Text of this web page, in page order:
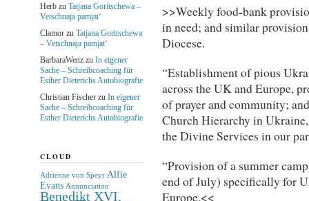
>>Weekly food-bank
in need; and similar
Diocese.
“Establishment of pious
across the UK and Europe,
of prayer and community;
Church Hierarchy in
the Divine Services in our
“Provision of a summer
end of July) specifically for
Europe.<<
Herbzu Tatjana Goritschewa –
Vetschnaja pamjat‘
Clamorzu Tatjana Goritschewa
– Vetschnaja pamjat‘
BarbaraWenzzu In eigener
Sache – Schreibcoaching für
Esther Dieterichs Autobiografie
Christian Fischerzu In eigener
Sache – Schreibcoaching für
Esther Dieterichs Autobiografie
CLOUD
Adrienne von Speyr Alfie
Evans Annunciation
Benedikt XVI.